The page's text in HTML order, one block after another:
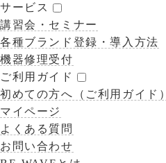
サービス
講習会・セミナー
各種ブランド登録・導入方法
機器修理受付
ご利用ガイド
初めての方へ（ご利用ガイド）
マイページ
よくある質問
お問い合わせ